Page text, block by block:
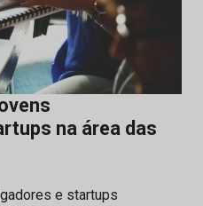
na área das
e startups